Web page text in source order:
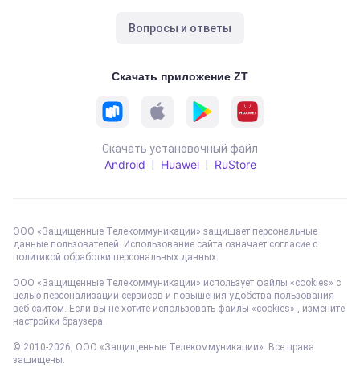
Скачать приложение ZT
Скачать установочный файл
Android Huawei RuStore
Вопросы и ответы
ООО «Защищенные Телекоммуникации» защищает персональные
данные пользователей. Использование сайта означает согласие с
политикой обработки персональных данных.
ООО «Защищенные Телекоммуникации» использует файлы «cookies» с
целью персонализации сервисов и повышения удобства пользования
веб-сайтом. Если вы не хотите использовать файлы «cookies» , измените
настройки браузера.
© 2010-2026, ООО «Защищенные Телекоммуникации». Все права
защищены.